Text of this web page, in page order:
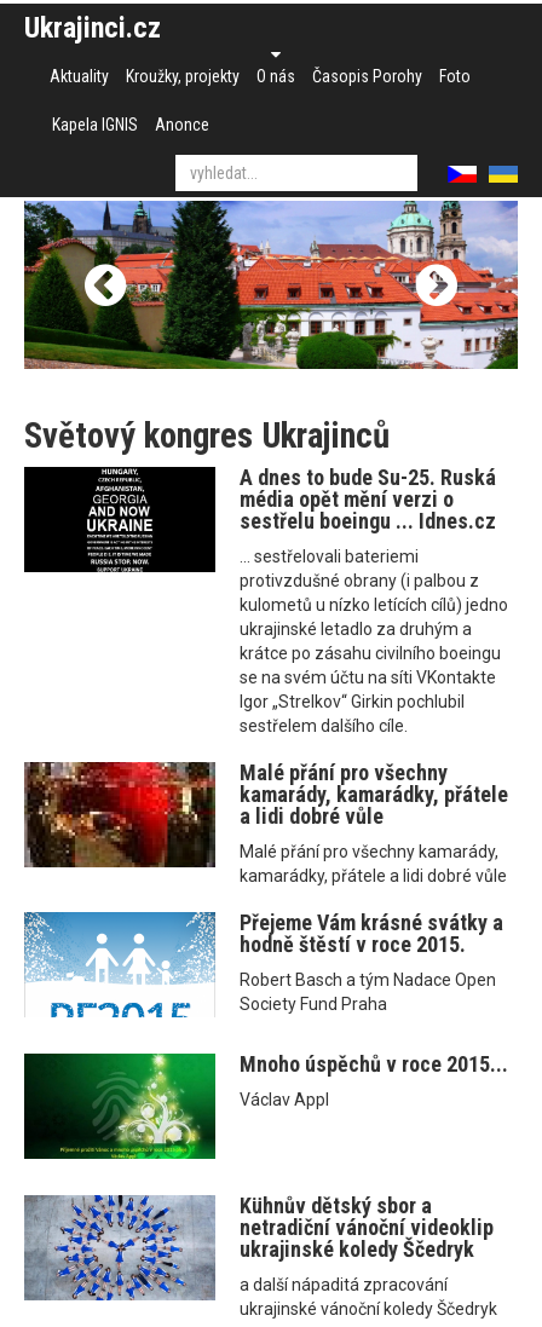
Ukrajinci.cz
Aktuality Kroužky, projekty O nás Časopis Porohy Foto
Kapela IGNIS Anonce
Světový kongres Ukrajinců
A dnes to bude Su-25. Ruská
média opět mění verzi o
sestřelu boeingu ... Idnes.cz
... sestřelovali bateriemi
protivzdušné obrany (i palbou z
kulometů u nízko letících cílů) jedno
ukrajinské letadlo za druhým a
krátce po zásahu civilního boeingu
se na svém účtu na síti VKontakte
Igor „Strelkov“ Girkin pochlubil
sestřelem dalšího cíle.
Malé přání pro všechny
kamarády, kamarádky, přátele
a lidi dobré vůle
Malé přání pro všechny kamarády,
kamarádky, přátele a lidi dobré vůle
Přejeme Vám krásné svátky a
hodně štěstí v roce 2015.
Robert Basch a tým Nadace Open
Society Fund Praha
Mnoho úspěchů v roce 2015...
Václav Appl
Kühnův dětský sbor a
netradiční vánoční videoklip
ukrajinské koledy Ščedryk
a další nápaditá zpracování
ukrajinské vánoční koledy Ščedryk